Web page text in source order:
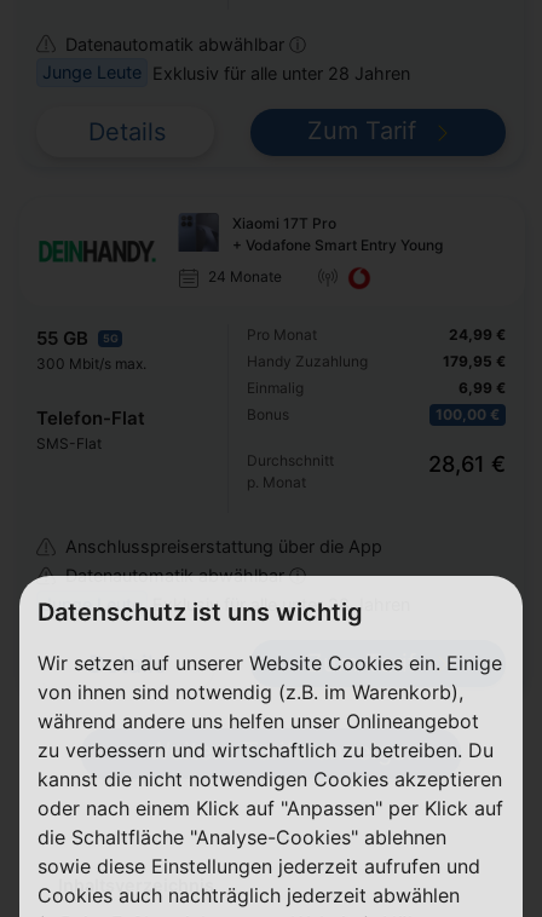
Datenautomatik abwählbar ⓘ
Junge Leute
Exklusiv für alle unter 28 Jahren
Details Zum Tarif
Xiaomi 17T Pro
+ Vodafone Smart Entry Young
24 Monate
55 GB 5G
300 Mbit/s max.
Telefon-Flat
SMS-Flat
Pro Monat
Handy Zuzahlung
Einmalig
Bonus
24,99 €
179,95 €
6,99 €
100,00 €
Durchschnitt
p. Monat
28,61 €
Anschlusspreiserstattung über die App
Datenautomatik abwählbar ⓘ
Junge Leute Exklusiv für alle unter 28 Jahren
Details Zum Tarif
Weitere Tarife anzeigen
Inhaltsverzeichnis
Datenschutz ist uns wichtig
Wir setzen auf unserer Website Cookies ein. Einige
von ihnen sind notwendig (z.B. im Warenkorb),
während andere uns helfen unser Onlineangebot
zu verbessern und wirtschaftlich zu betreiben. Du
kannst die nicht notwendigen Cookies akzeptieren
oder nach einem Klick auf "Anpassen" per Klick auf
die Schaltfläche "Analyse-Cookies" ablehnen
sowie diese Einstellungen jederzeit aufrufen und
Cookies auch nachträglich jederzeit abwählen